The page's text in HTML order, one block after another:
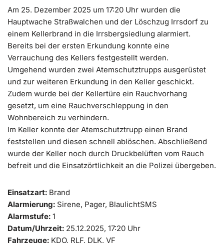
Am 25. Dezember 2025 um 17:20 Uhr wurden die
Hauptwache Straßwalchen und der Löschzug Irrsdorf zu
einem Kellerbrand in die Irrsbergsiedlung alarmiert.
Bereits bei der ersten Erkundung konnte eine
Verrauchung des Kellers festgestellt werden.
Umgehend wurden zwei Atemschutztrupps ausgerüstet
und zur weiteren Erkundung in den Keller geschickt.
Zudem wurde bei der Kellertüre ein Rauchvorhang
gesetzt, um eine Rauchverschleppung in den
Wohnbereich zu verhindern.
Im Keller konnte der Atemschutztrupp einen Brand
feststellen und diesen schnell ablöschen. Abschließend
wurde der Keller noch durch Druckbelüften vom Rauch
befreit und die Einsatzörtlichkeit an die Polizei übergeben.
Einsatzart: Brand
Alarmierung: Sirene, Pager, BlaulichtSMS
Alarmstufe: 1
Datum/Uhrzeit: 25.12.2025, 17:20 Uhr
Fahrzeuge: KDO, RLF, DLK, VF